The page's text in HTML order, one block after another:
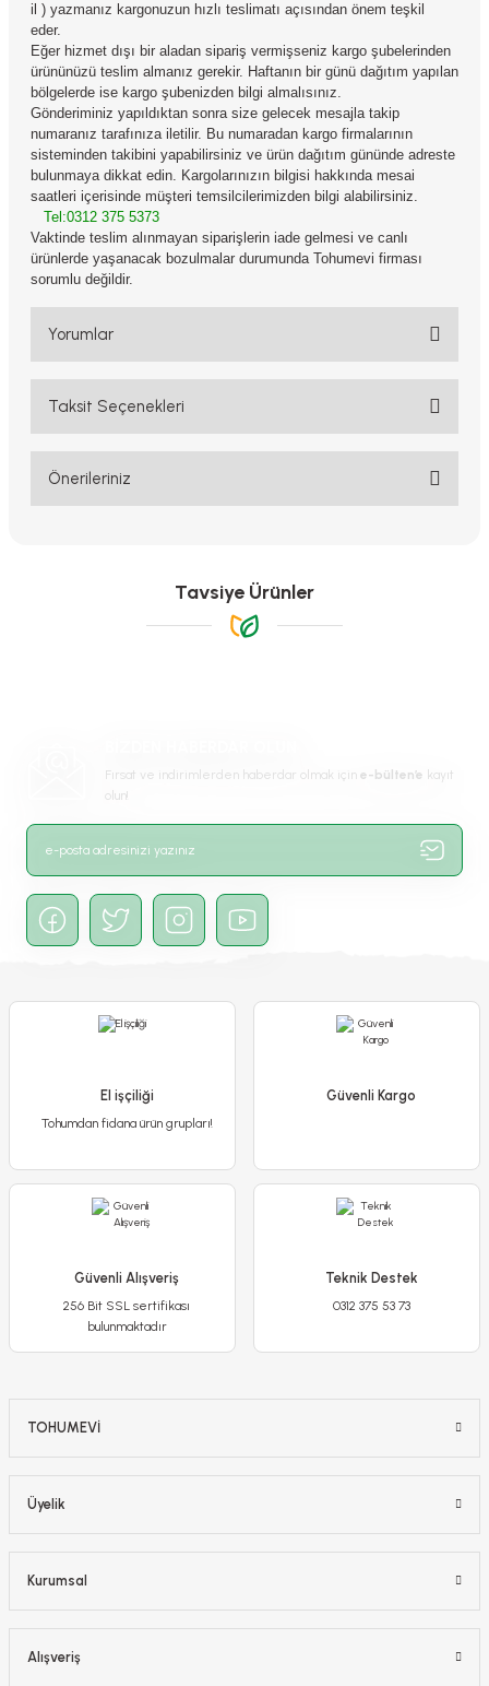
il ) yazmanız kargonuzun hızlı teslimatı açısından önem teşkil
eder.
Eğer hizmet dışı bir aladan sipariş vermişseniz kargo şubelerinden
ürününüzü teslim almanız gerekir. Haftanın bir günü dağıtım yapılan
bölgelerde ise kargo şubenizden bilgi almalısınız.
Gönderiminiz yapıldıktan sonra size gelecek mesajla takip
numaranız tarafınıza iletilir. Bu numaradan kargo firmalarının
sisteminden takibini yapabilirsiniz ve ürün dağıtım gününde adreste
bulunmaya dikkat edin. Kargolarınızın bilgisi hakkında mesai
saatleri içerisinde müşteri temsilcilerimizden bilgi alabilirsiniz.
Tel:0312 375 5373
Vaktinde teslim alınmayan siparişlerin iade gelmesi ve canlı
ürünlerde yaşanacak bozulmalar durumunda Tohumevi firması
sorumlu değildir.
Yorumlar
Bu ürüne ilk yorumu siz yapın!
Taksit Seçenekleri
Önerileriniz
Görüş ve önerileriniz için teşekkür ederiz.
Ürün resmi kalitesiz, bozuk veya görüntülenemiyor.
Gönder
Tavsiye Ürünler
Detaylı İncele
Sepete Ekle
Fırsat ve indirimlerden haberdar olmak için e-bülten’e kayıt
olun!
El işçiliği
Tohumdan fidana ürün grupları!
Güvenli Kargo
Güvenli Alışveriş
256 Bit SSL sertifikası
bulunmaktadır
Teknik Destek
0312 375 53 73
TOHUMEVİ
Üyelik
Kurumsal
Alışveriş